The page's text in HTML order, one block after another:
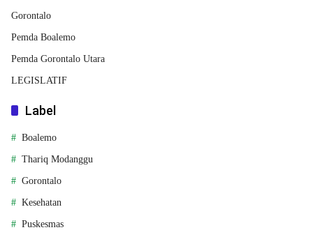
Gorontalo
Pemda Boalemo
Pemda Gorontalo Utara
LEGISLATIF
Label
Boalemo
Thariq Modanggu
Gorontalo
Kesehatan
Puskesmas